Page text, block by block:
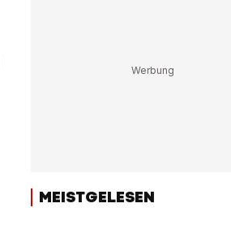
MEISTGELESEN